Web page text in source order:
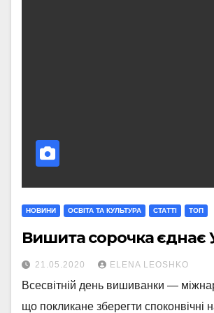
НОВИНИ ОСВІТА ТА КУЛЬТУРА СТАТТI ТОП
Вишита сорочка єднає
21.05.2020 ELENA LEOSHKO
Всесвітній день вишиванки —
що покликане зберегти споконвічні